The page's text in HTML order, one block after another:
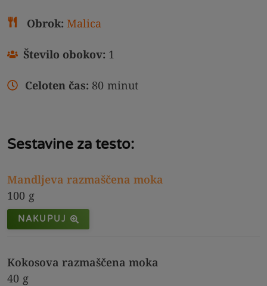
Obrok: Malica
Število obokov: 1
Celoten čas: 80 minut
Sestavine za testo:
Mandljeva razmaščena moka
100 g
NAKUPUJ
Kokosova razmaščena moka
40 g